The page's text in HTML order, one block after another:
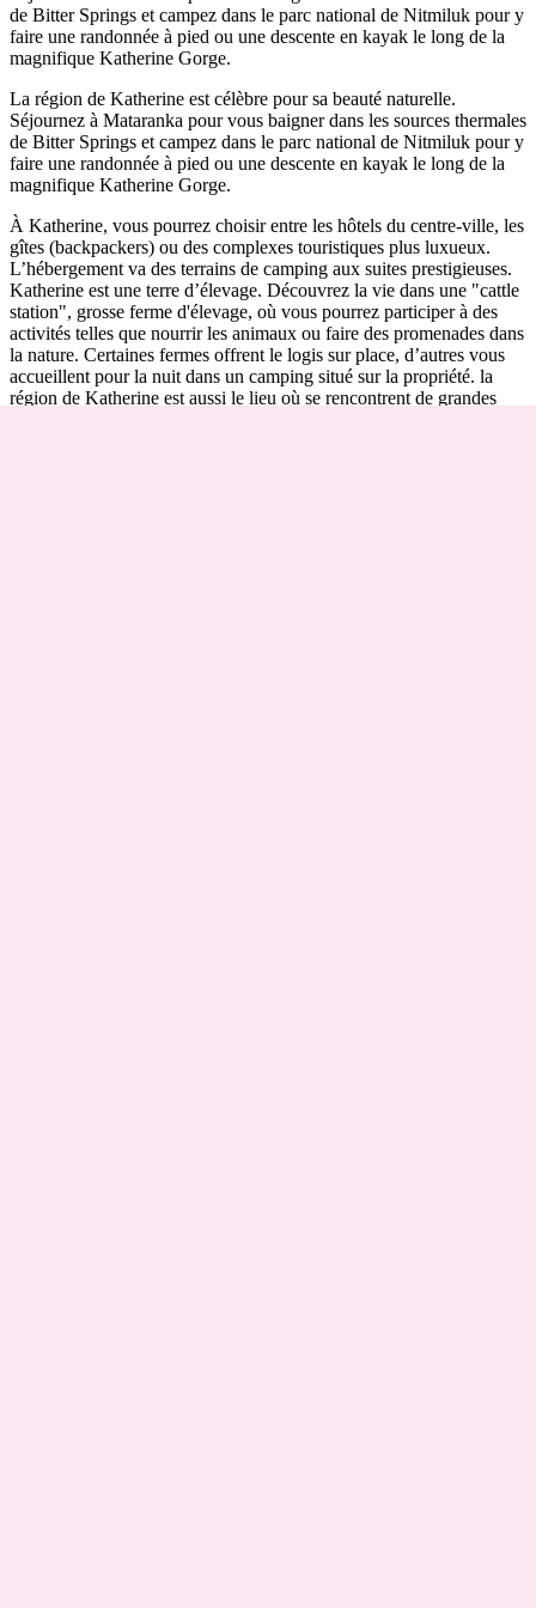
Rechercher:
up
de Bitter Springs et campez dans le parc national de Nitmiluk pour y
faire une randonnée à pied ou une descente en kayak le long de la
magnifique Katherine Gorge.
La région de Katherine est célèbre pour sa beauté naturelle.
Séjournez à Mataranka pour vous baigner dans les sources thermales
de Bitter Springs et campez dans le parc national de Nitmiluk pour y
faire une randonnée à pied ou une descente en kayak le long de la
magnifique Katherine Gorge.
À Katherine, vous pourrez choisir entre les hôtels du centre-ville, les
gîtes (backpackers) ou des complexes touristiques plus luxueux.
L’hébergement va des terrains de camping aux suites prestigieuses.
Katherine est une terre d’élevage. Découvrez la vie dans une "cattle
station", grosse ferme d'élevage, où vous pourrez participer à des
activités telles que nourrir les animaux ou faire des promenades dans
la nature. Certaines fermes offrent le logis sur place, d’autres vous
accueillent pour la nuit dans un camping situé sur la propriété. la
région de Katherine est aussi le lieu où se rencontrent de grandes